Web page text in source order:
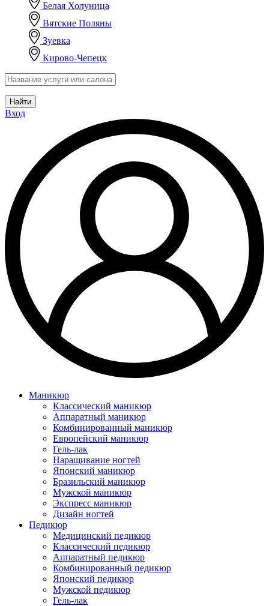
Белая Холуница
Вятские Поляны
Зуевка
Кирово-Чепецк
Найти
Вход
Маникюр
Классический маникюр
Аппаратный маникюр
Комбинированный маникюр
Европейский маникюр
Гель-лак
Наращивание ногтей
Японский маникюр
Бразильский маникюр
Мужской маникюр
Экспресс маникюр
Дизайн ногтей
Педикюр
Медицинский педикюр
Классический педикюр
Аппаратный педикюр
Комбинированный педикюр
Японский педикюр
Мужской педикюр
Гель-лак